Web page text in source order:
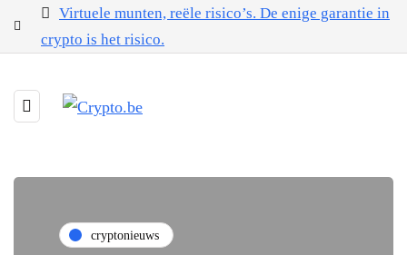
Virtuele munten, reële risico’s. De enige garantie in
crypto is het risico.
cryptonieuws